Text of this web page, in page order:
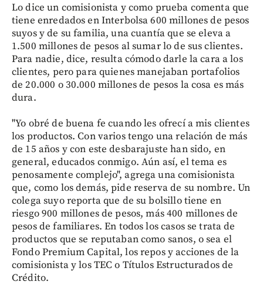
Lo dice un comisionista y como prueba comenta que
tiene enredados en Interbolsa 600 millones de pesos
suyos y de su familia, una cuantía que se eleva a
1.500 millones de pesos al sumar lo de sus clientes.
Para nadie, dice, resulta cómodo darle la cara a los
clientes, pero para quienes manejaban portafolios
de 20.000 o 30.000 millones de pesos la cosa es más
dura.
"Yo obré de buena fe cuando les ofrecí a mis clientes
los productos. Con varios tengo una relación de más
de 15 años y con este desbarajuste han sido, en
general, educados conmigo. Aún así, el tema es
penosamente complejo", agrega una comisionista
que, como los demás, pide reserva de su nombre. Un
colega suyo reporta que de su bolsillo tiene en
riesgo 900 millones de pesos, más 400 millones de
pesos de familiares. En todos los casos se trata de
productos que se reputaban como sanos, o sea el
Fondo Premium Capital, los repos y acciones de la
comisionista y los TEC o Títulos Estructurados de
Crédito.